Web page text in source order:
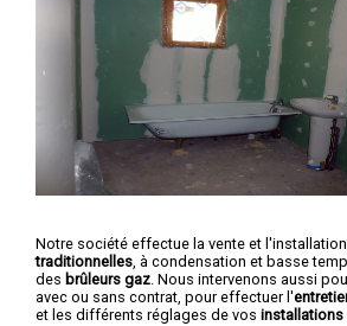
Notre société effectue la vente et
traditionnelles, à condensation et basse
des brûleurs gaz. Nous intervenons aussi
avec ou sans contrat, pour effectuer l'
et les différents réglages de vos